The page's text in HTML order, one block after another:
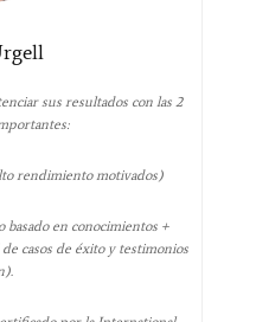
sus resultados con las 2
rendimiento motivados)
basado en conocimientos +
casos de éxito y testimonios